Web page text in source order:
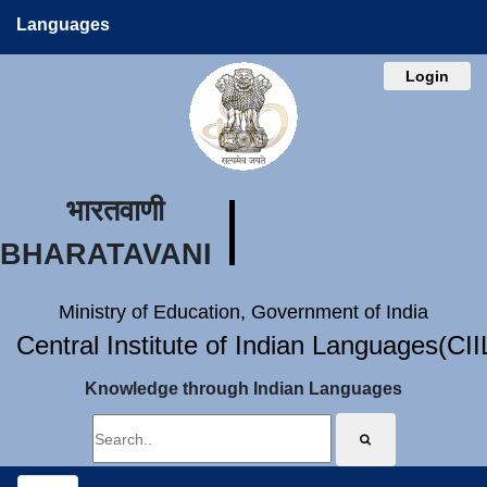
Languages
Login
भारतवाणी
BHARATAVANI
Ministry of Education, Government of India
Central Institute of Indian
Knowledge through Indian Languages